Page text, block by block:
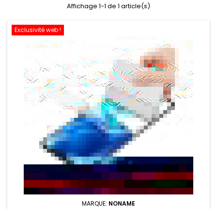
Affichage 1-1 de 1 article(s)
Exclusivité web !
MARQUE: NONAME